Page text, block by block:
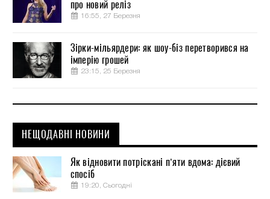
про новий реліз
16:55, 27 Березня
Зірки-мільярдери: як шоу-біз перетворився на
імперію грошей
23:15, 25 Березня
НЕЩОДАВНІ НОВИНИ
Як відновити потріскані п’яти вдома: дієвий
спосіб
19:20, Сьогодні